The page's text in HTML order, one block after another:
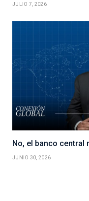
JULIO 7, 2026
No, el banco central
JUNIO 30, 2026